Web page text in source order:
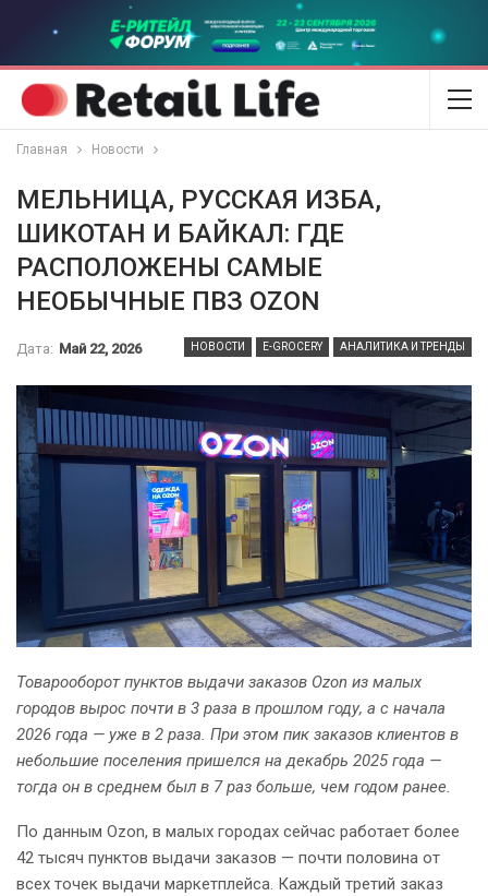
Главная Новости
МЕЛЬНИЦА, РУССКАЯ ИЗБА,
ШИКОТАН И БАЙКАЛ: ГДЕ
РАСПОЛОЖЕНЫ САМЫЕ
НЕОБЫЧНЫЕ ПВЗ OZON
НОВОСТИ E-GROCERY АНАЛИТИКА И ТРЕНДЫ
Дата: Май 22, 2026
Товарооборот пунктов выдачи заказов Ozon из малых
городов вырос почти в 3 раза в прошлом году, а с начала
2026 года — уже в 2 раза. При этом пик заказов клиентов в
небольшие поселения пришелся на декабрь 2025 года —
тогда он в среднем был в 7 раз больше, чем годом ранее.
По данным Ozon, в малых городах сейчас работает более
42 тысяч пунктов выдачи заказов — почти половина от
всех точек выдачи маркетплейса. Каждый третий заказ